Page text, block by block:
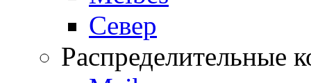
Север
Распределительные